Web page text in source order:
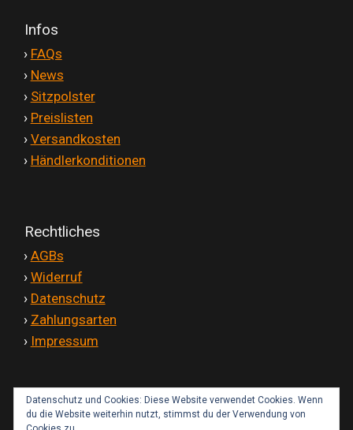
Infos
› FAQs
› News
› Sitzpolster
› Preislisten
› Versandkosten
› Händlerkonditionen
Rechtliches
› AGBs
› Widerruf
› Datenschutz
› Zahlungsarten
› Impressum
Kontakt
Datenschutz und Cookies: Diese Website verwendet Cookies. Wenn
du die Website weiterhin nutzt, stimmst du der Verwendung von